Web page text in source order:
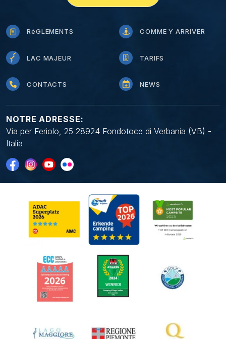
RèGLEMENTS COMME Y ARRIVER
LAC MAJEUR TARIFS
CONTACTS NEWS
NOTRE ADRESSE:
Via per Feriolo, 25 28924 Fondotoce di Verbania (VB) -
Italia